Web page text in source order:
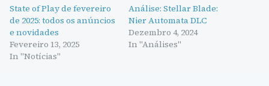
State of Play de fevereiro
de 2025: todos os anúncios
e novidades
Fevereiro 13, 2025
In "Notícias"
Análise: Stellar Blade:
Nier Automata DLC
Dezembro 4, 2024
In "Análises"